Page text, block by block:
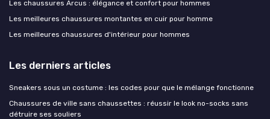
Les chaussures Arcus : élégance et confort pour hommes
Les meilleures chaussures montantes en cuir pour homme
Les meilleures chaussures d'intérieur pour hommes
Les derniers articles
Sneakers sous un costume : les codes pour que le mélange fonctionne
Chaussures de ville sans chaussettes : réussir le look no-socks sans
détruire ses souliers